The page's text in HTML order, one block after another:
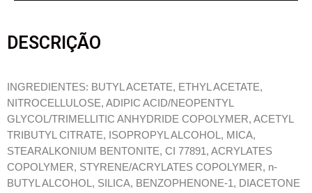
DESCRIÇÃO
INGREDIENTES: BUTYL ACETATE, ETHYL ACETATE,
NITROCELLULOSE, ADIPIC ACID/NEOPENTYL
GLYCOL/TRIMELLITIC ANHYDRIDE COPOLYMER, ACETYL
TRIBUTYL CITRATE, ISOPROPYL ALCOHOL, MICA,
STEARALKONIUM BENTONITE, CI 77891, ACRYLATES
COPOLYMER, STYRENE/ACRYLATES COPOLYMER, n-
BUTYL ALCOHOL, SILICA, BENZOPHENONE-1, DIACETONE